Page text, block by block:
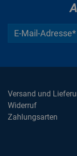
Versand und
Widerruf
Zahlungsarten